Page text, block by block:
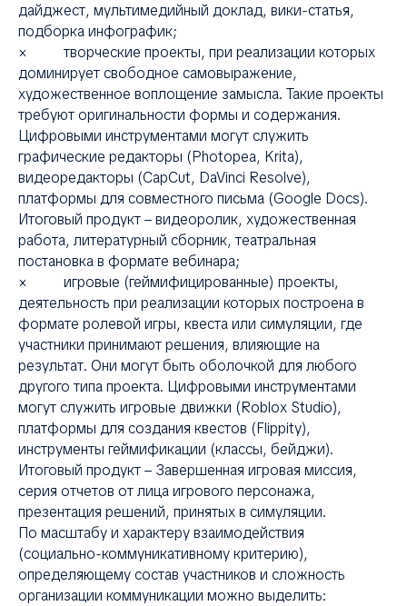
дайджест, мультимедийный доклад, вики-статья,
подборка инфографик;
× творческие проекты, при реализации которых
доминирует свободное самовыражение,
художественное воплощение замысла. Такие проекты
требуют оригинальности формы и содержания.
Цифровыми инструментами могут служить
графические редакторы (Photopea, Krita),
видеоредакторы (CapCut, DaVinci Resolve),
платформы для совместного письма (Google Docs).
Итоговый продукт – видеоролик, художественная
работа, литературный сборник, театральная
постановка в формате вебинара;
× игровые (геймифицированные) проекты,
деятельность при реализации которых построена в
формате ролевой игры, квеста или симуляции, где
участники принимают решения, влияющие на
результат. Они могут быть оболочкой для любого
другого типа проекта. Цифровыми инструментами
могут служить игровые движки (Roblox Studio),
платформы для создания квестов (Flippity),
инструменты геймификации (классы, бейджи).
Итоговый продукт – Завершенная игровая миссия,
серия отчетов от лица игрового персонажа,
презентация решений, принятых в симуляции.
По масштабу и характеру взаимодействия
(социально-коммуникативному критерию),
определяющему состав участников и сложность
организации коммуникации можно выделить: